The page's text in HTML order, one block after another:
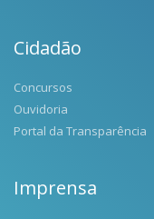
Cidadão
Concursos
Ouvidoria
Portal da Transparência
Imprensa